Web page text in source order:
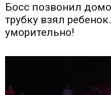
Босс позвонил
трубку взял
уморительно!